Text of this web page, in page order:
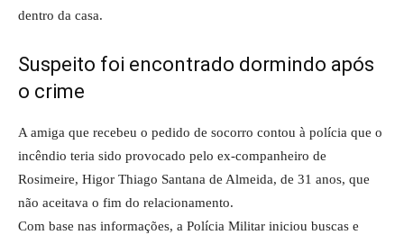
dentro da casa.
Suspeito foi encontrado dormindo após
o crime
A amiga que recebeu o pedido de socorro contou à polícia que o
incêndio teria sido provocado pelo ex-companheiro de
Rosimeire, Higor Thiago Santana de Almeida, de 31 anos, que
não aceitava o fim do relacionamento.
Com base nas informações, a Polícia Militar iniciou buscas e